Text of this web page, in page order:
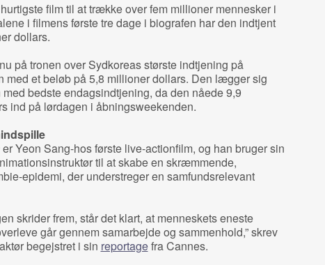
film til at trække over fem millioner mennesker i
i filmens første tre dage i biografen har den indtjent
dollars.
på tronen over Sydkoreas største indtjening på
med et beløb på 5,8 millioner dollars. Den lægger sig
bedste endagsindtjening, da den nåede 9,9
ind på lørdagen i åbningsweekenden.
er Yeon Sang-hos første live-actionfilm, og han bruger sin
til at skabe en skræmmende,
epidemi, der understreger en samfundsrelevant
skrider frem, står det klart, at menneskets eneste
går gennem samarbejde og sammenhold,” skrev
begejstret i sin reportagefra Cannes.